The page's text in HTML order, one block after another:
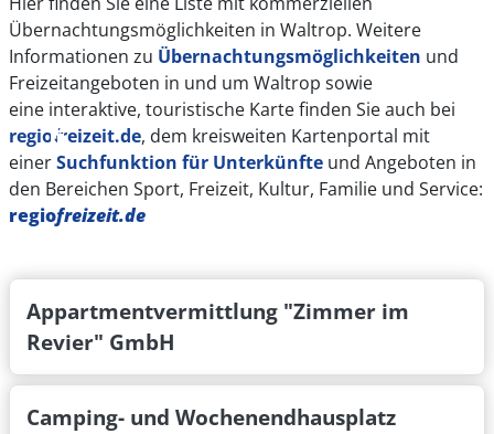
Ver- und Entsorgungsmöglichkeiten sind nicht
vorhanden.
Der Google-Maps-Code lautet:JCH4+3Q Waltrop
Lageplan Wohnmobilstellplatz
(PDF, 82.96 KB)
Standort des Wohnmobilstellplatzes bei
Übernachtungsmöglichkeiten in Waltrop. Weitere
Informationen zu Übernachtungsmöglichkeiten und
Freizeitangeboten in und um Waltrop sowie
eine interaktive, touristische Kartefinden Sie auch bei
regiofreizeit.de, dem kreisweiten Kartenportal mit
einerSuchfunktion für Unterkünfte und Angeboten in
den Bereichen Sport, Freizeit, Kultur, Familie und Service:
regiofreizeit.de
Appartmentvermittlung "Zimmer im
Revier" GmbH
Camping- und Wochenendhausplatz